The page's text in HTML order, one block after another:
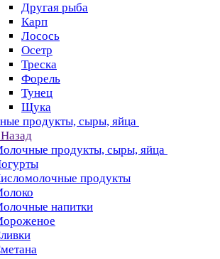
Другая рыба
Карп
Лосось
Осетр
Треска
Форель
Тунец
Щука
продукты, сыры, яйца
Назад
продукты, сыры, яйца
продукты
напитки